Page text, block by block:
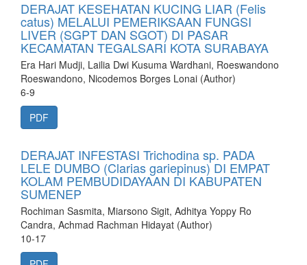
DERAJAT KESEHATAN KUCING LIAR (Felis
catus) MELALUI PEMERIKSAAN FUNGSI
LIVER (SGPT DAN SGOT) DI PASAR
KECAMATAN TEGALSARI KOTA SURABAYA
Era Hari Mudji, Lailia Dwi Kusuma Wardhani, Roeswandono
Roeswandono, Nicodemos Borges Lonai (Author)
6-9
PDF
DERAJAT INFESTASI Trichodina sp. PADA
LELE DUMBO (Clarias gariepinus) DI EMPAT
KOLAM PEMBUDIDAYAAN DI KABUPATEN
SUMENEP
Rochiman Sasmita, Miarsono Sigit, Adhitya Yoppy Ro
Candra, Achmad Rachman Hidayat (Author)
10-17